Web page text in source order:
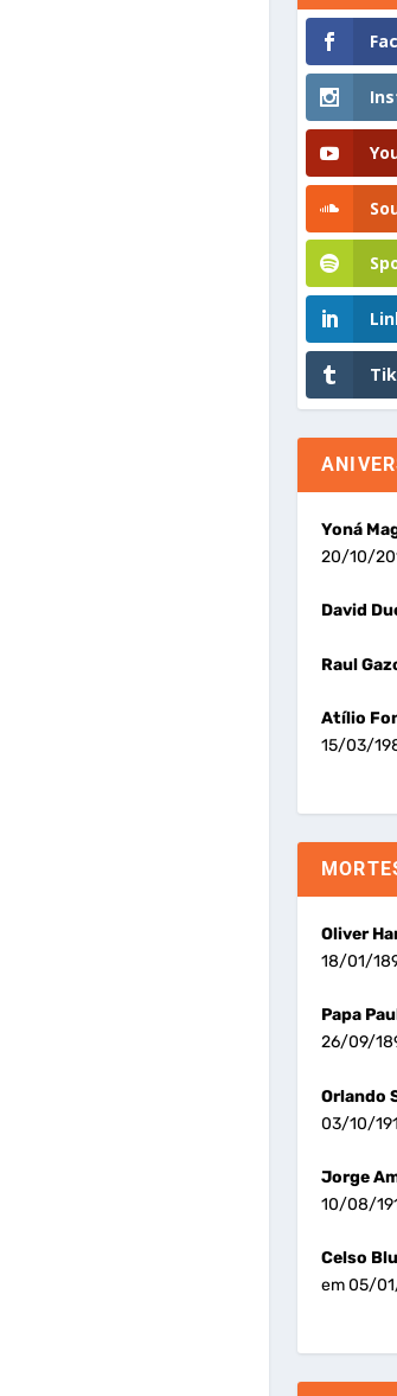
Yoná
20/10/
David
Raul
Atílio
15/03/
Oliver
18/01/
Papa
26/09/
Orlando
03/10/
Jorge
10/08/
Celso
em 05/